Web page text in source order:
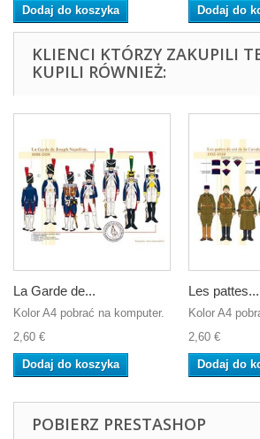
Dodaj do koszyka Dodaj do
KLIENCI KTÓRZY ZAKUPILI
KUPILI RÓWNIEŻ:
La Garde de...
Kolor A4 pobrać na komputer.
2,60 €
Dodaj do koszyka
Les pattes...
Kolor A4
2,60 €
Dodaj do
POBIERZ PRESTASHOP